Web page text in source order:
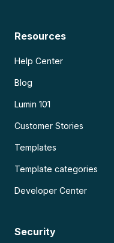
Resources
Help Center
Blog
Lumin 101
Customer Stories
Templates
Template categories
Developer Center
Security